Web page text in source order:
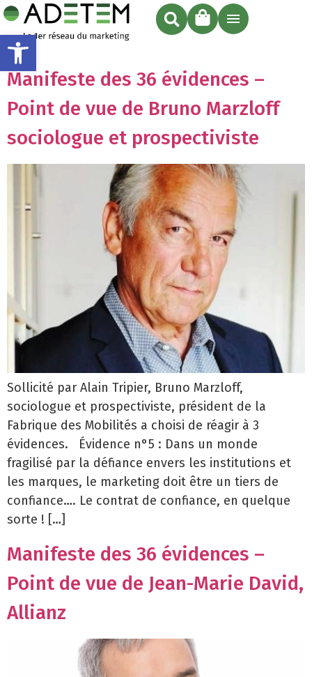
Ouvrir la barre d’outils
Manifeste des 36 évidences –
Point de vue de Bruno Marzloff
sociologue et prospectiviste
Sollicité par Alain Tripier, Bruno Marzloff,
sociologue et prospectiviste, président de la
Fabrique des Mobilités a choisi de réagir à 3
évidences. Évidence n°5 : Dans un monde
fragilisé par la défiance envers les institutions et
les marques, le marketing doit être un tiers de
confiance…. Le contrat de confiance, en quelque
sorte ! […]
Manifeste des 36 évidences –
Point de vue de Jean-Marie David,
Allianz